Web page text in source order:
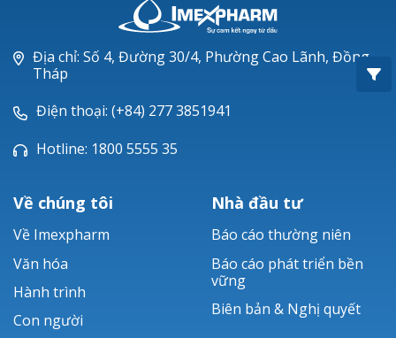
Piperacillin
Ticarlinat®
Zobacta®
Bacsulfo®
Địa chỉ: Số 4, Đường 30/4, Phường Cao Lãnh, Đồng
Tháp
Điện thoại: (+84) 277 3851941
Hotline: 1800 5555 35
Về chúng tôi
Về Imexpharm
Văn hóa
Hành trình
Con người
Nhà đầu tư
Báo cáo thường niên
Báo cáo phát triển bền
vững
Biên bản & Nghị quyết